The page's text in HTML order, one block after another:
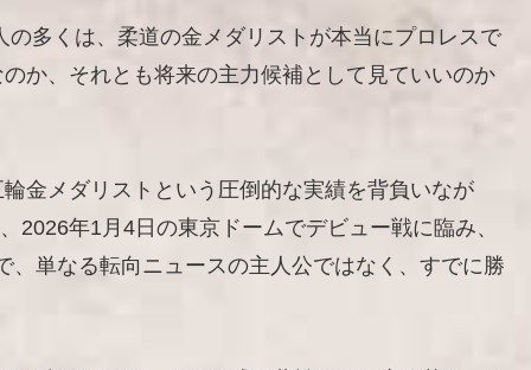
多くは、柔道の金メダリストが本当にプロレスで
か、それとも将来の主力候補として見ていいのか
金メダリストという圧倒的な実績を背負いなが
2026年1月4日の東京ドームでデビュー戦に臨み、
単なる転向ニュースの主人公ではなく、すでに勝